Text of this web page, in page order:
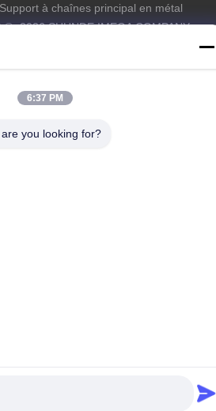
à chaînes principal en métal
-2026 SHUNDE IMEGA COMPANY
. Tous droits réservés.
6:37 PM
you looking for?